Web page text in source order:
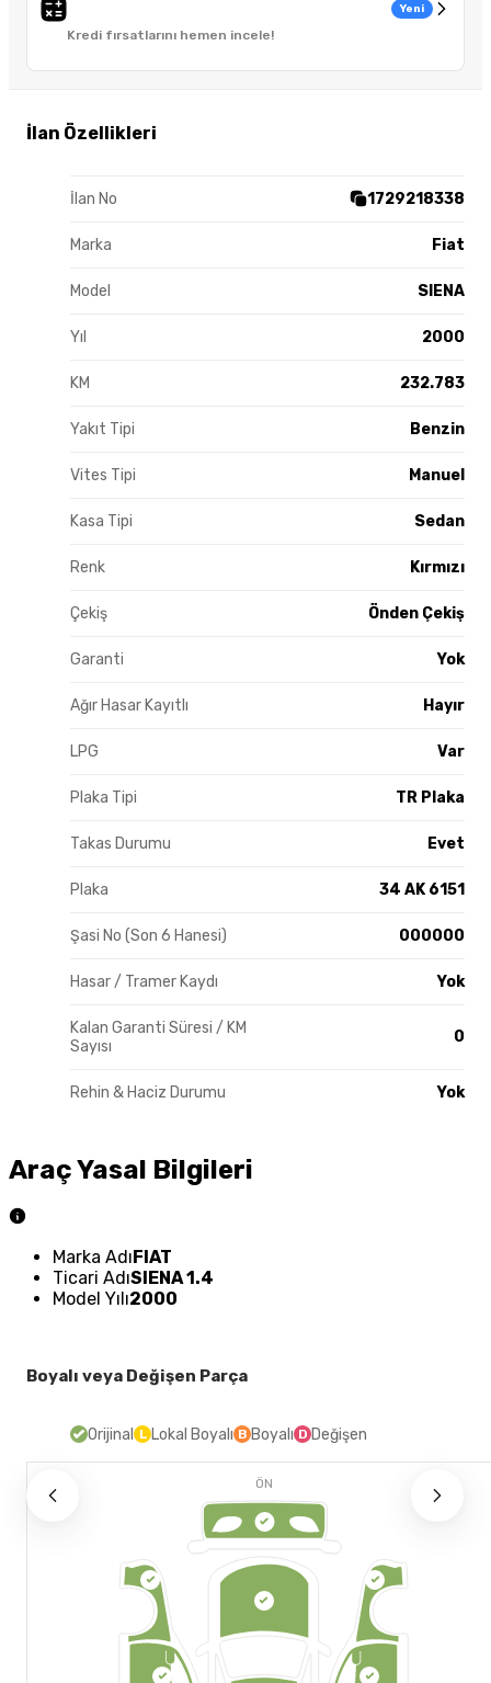
Kredi fırsatlarını hemen incele!
Yeni
İlan Özellikleri
İlan No 1729218338
Marka Fiat
Model SIENA
Yıl 2000
KM 232.783
Yakıt Tipi Benzin
Vites Tipi Manuel
Kasa Tipi Sedan
Renk Kırmızı
Çekiş Önden Çekiş
Garanti Yok
Ağır Hasar Kayıtlı Hayır
LPG Var
Plaka Tipi TR Plaka
Takas Durumu Evet
Plaka 34 AK 6151
Şasi No (Son 6 Hanesi) 000000
Hasar / Tramer Kaydı Yok
Kalan Garanti Süresi / KM
Sayısı
0
Rehin & Haciz Durumu Yok
Araç Yasal Bilgileri
Marka AdıFIAT
Ticari AdıSIENA 1.4
Model Yılı2000
Boyalı veya Değişen Parça
Orijinal L Lokal Boyalı B Boyalı D Değişen
ÖN